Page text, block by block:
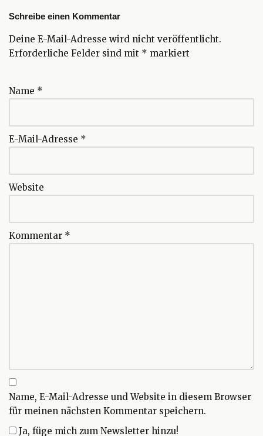
Schreibe einen Kommentar
Deine E-Mail-Adresse wird nicht veröffentlicht.
Erforderliche Felder sind mit * markiert
Name *
E-Mail-Adresse *
Website
Kommentar *
Name, E-Mail-Adresse und Website in diesem Browser
für meinen nächsten Kommentar speichern.
Ja, füge mich zum Newsletter hinzu!